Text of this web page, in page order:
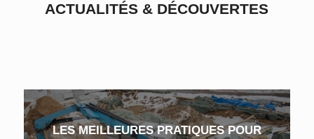
ACTUALITÉS & DÉCOUVERTES
LES MEILLEURES PRATIQUES POUR